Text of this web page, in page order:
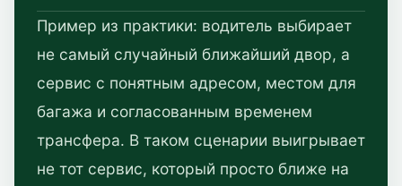
Пример из практики: водитель выбирает
не самый случайный ближайший двор, а
сервис с понятным адресом, местом для
багажа и согласованным временем
трансфера. В таком сценарии выигрывает
не тот сервис, который просто ближе на